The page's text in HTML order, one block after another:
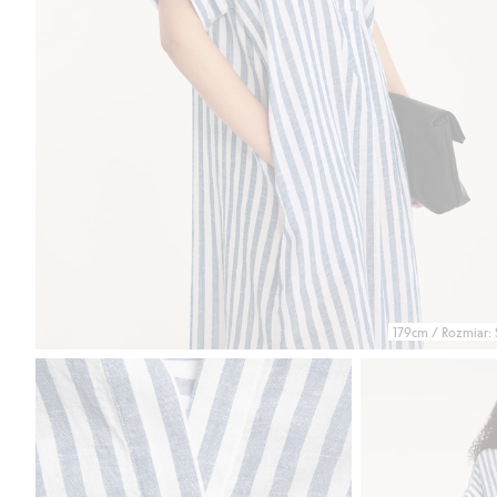
179cm / Rozmiar: